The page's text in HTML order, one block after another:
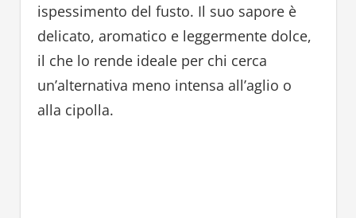
ispessimento del fusto. Il suo sapore è
delicato, aromatico e leggermente dolce,
il che lo rende ideale per chi cerca
un’alternativa meno intensa all’aglio o
alla cipolla.